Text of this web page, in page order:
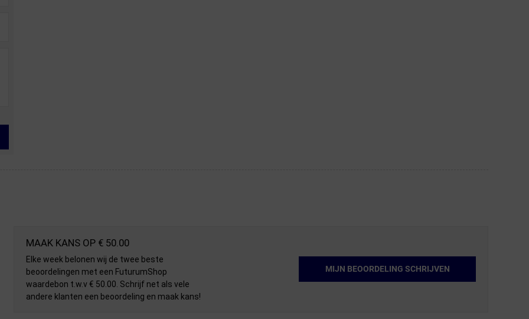
MAAK KANS OP € 50.00
Elke week belonen wij de twee beste
beoordelingen met een FuturumShop
waardebon t.w.v € 50.00. Schrijf net als vele
andere klanten een beoordeling en maak kans!
MIJN BEOORDELING SCHRIJVEN